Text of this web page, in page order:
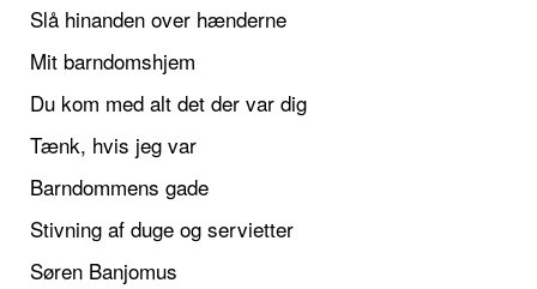
Slå hinanden over hænderne
Mit barndomshjem
Du kom med alt det der var dig
Tænk, hvis jeg var
Barndommens gade
Stivning af duge og servietter
Søren Banjomus